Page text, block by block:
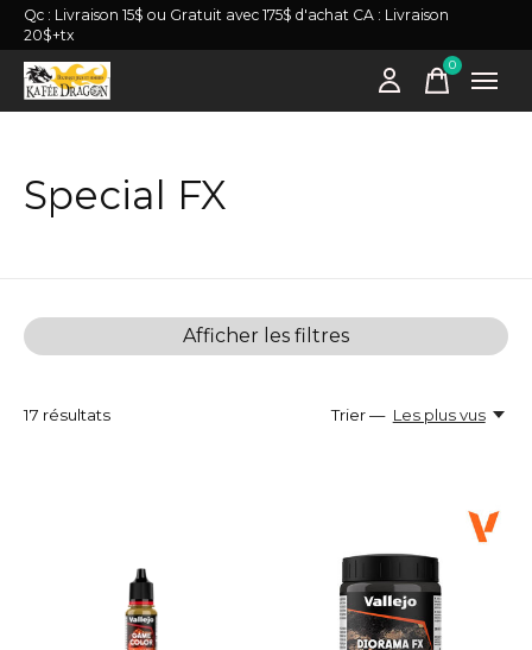
Qc : Livraison 15$ ou Gratuit avec 175$ d'achat CA : Livraison
20$+tx
0items
Special FX
Afficher les filtres
17 résultats Trier — Les plus vus